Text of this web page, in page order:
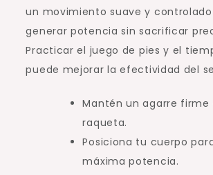
un movimiento suave y
generar potencia sin sacrificar
Practicar el juego de pies y el
puede mejorar la efectividad del
Mantén un agarre firme
raqueta.
Posiciona tu cuerpo
máxima potencia.